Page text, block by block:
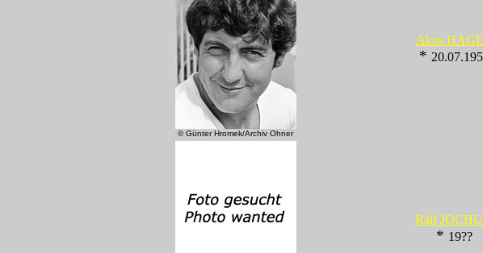
© Günter Hromek/Archiv Ohner
Alois
*
Ralf
* 19??